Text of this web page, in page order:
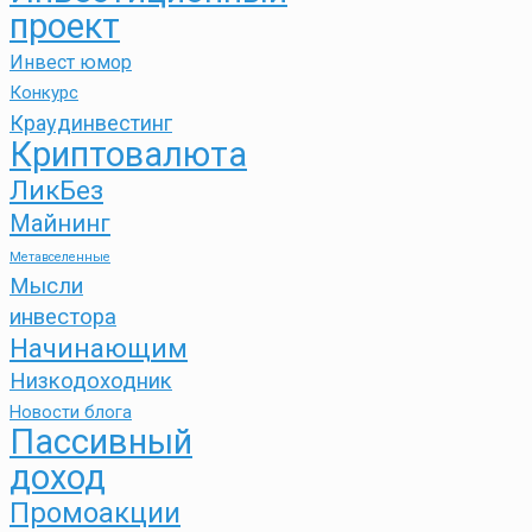
проект
Инвест юмор
Конкурс
Краудинвестинг
Криптовалюта
ЛикБез
Майнинг
Метавселенные
Мысли
инвестора
Начинающим
Низкодоходник
Новости блога
Пассивный
доход
Промоакции